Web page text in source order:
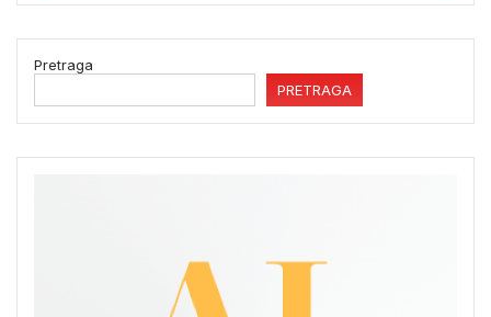
Pretraga
PRETRAGA